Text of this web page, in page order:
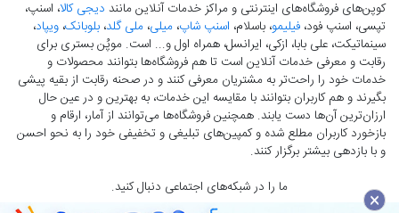
کوپن‌های فروشگاه‌های اینترنتی و مراکز خدمات آنلاین مانند دیجی کالا، اسنپ،
تپسی، اسنپ فود، فیلیمو، باسلام، اسنپ شاپ، میلی، ملی گلد، بلوبانک، ویپاد،
سینماتیکت، علی بابا، ازکی، ایرانسل، همراه اول و... است. موپُن بستری برای
رقابت و معرفی خدمات آنلاین است تا هم فروشگاه‌ها بتوانند محصولات و
خدمات خود را راحت‌تر به مشتریان معرفی کنند و در صحنه رقابت از بقیه پیشی
بگیرند و هم کاربران بتوانند با مقایسه این خدمات، به بهترین و در عین حال
ارزان‌ترین آن‌ها دست‌ یابند. همچنین فروشگاه‌ها می‌توانند از آمار، ارقام و
بازخورد کاربران مطلع شده و کمپین‌های تبلیغی و تخفیفی خود را به نحو احسن
و با بازدهی بیشتر برگزار کنند.
ما را در شبکه‌های اجتماعی دنبال کنید.
×